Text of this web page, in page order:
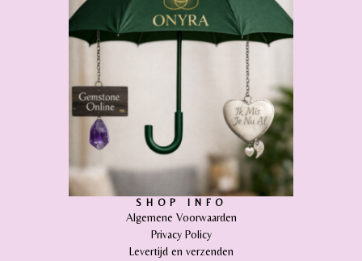
SHOP INFO
Algemene Voorwaarden
Privacy Policy
Levertijd en verzenden